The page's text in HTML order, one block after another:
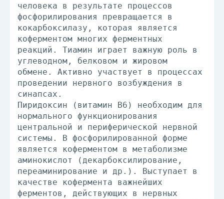
человека в результате процессов
фосфорилирования превращается в
кокарбоксилазу, которая является
коферментом многих ферментных
реакций. Тиамин играет важную роль в
углеводном, белковом и жировом
обмене. Активно участвует в процессах
проведении нервного возбуждения в
синапсах.
Пиридоксин (витамин В6) необходим для
нормального функционирования
центральной и периферической нервной
системы. В фосфорилированной форме
является коферментом в метаболизме
аминокислот (декарбоксилирование,
переаминирование и др.). Выступает в
качестве кофермента важнейших
ферментов, действующих в нервных